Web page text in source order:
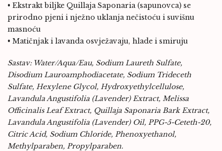
• Ekstrakt biljke Quillaja Saponaria (sapunovca) se
prirodno pjeni i nježno uklanja nečistoću i suvišnu
masnoću
• Matičnjak i lavanda osvježavaju, hlade i smiruju
Sastav: Water/Aqua/Eau, Sodium Laureth Sulfate,
Disodium Lauroamphodiacetate, Sodium Trideceth
Sulfate, Hexylene Glycol, Hydroxyethylcellulose,
Lavandula Angustifolia (Lavender) Extract, Melissa
Officinalis Leaf Extract, Quillaja Saponaria Bark Extract,
Lavandula Angustifolia (Lavender) Oil, PPG-5-Ceteth-20,
Citric Acid, Sodium Chloride, Phenoxyethanol,
Methylparaben, Propylparaben.